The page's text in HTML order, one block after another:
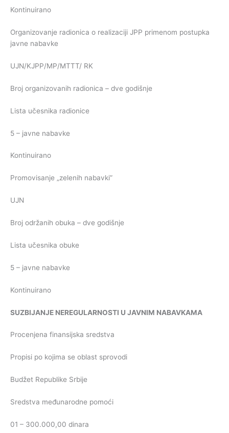
Kontinuirano
Organizovanje radionica o realizaciji JPP primenom postupka
javne nabavke
UJN/KJPP/MP/MTTT/ RK
Broj organizovanih radionica – dve godišnje
Lista učesnika radionice
5 – javne nabavke
Kontinuirano
Promovisanje „zelenih nabavki”
UJN
Broj održanih obuka – dve godišnje
Lista učesnika obuke
5 – javne nabavke
Kontinuirano
SUZBIJANJE NEREGULARNOSTI U JAVNIM NABAVKAMA
Procenjena finansijska sredstva
Propisi po kojima se oblast sprovodi
Budžet Republike Srbije
Sredstva međunarodne pomoći
01 – 300.000,00 dinara